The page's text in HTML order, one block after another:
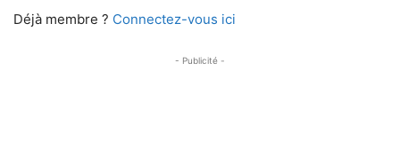
Déjà membre ? Connectez-vous ici
- Publicité -